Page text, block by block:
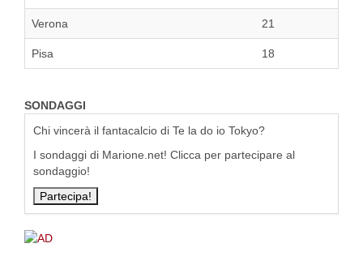
Verona 21
Pisa 18
SONDAGGI
Chi vincerà il fantacalcio di Te la do io Tokyo?
I sondaggi di Marione.net! Clicca per partecipare al
sondaggio!